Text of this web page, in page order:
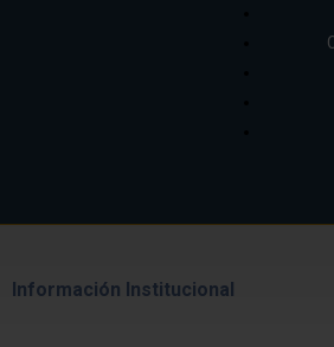
Información Institucional